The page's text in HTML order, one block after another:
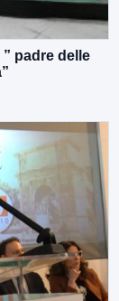
padre delle